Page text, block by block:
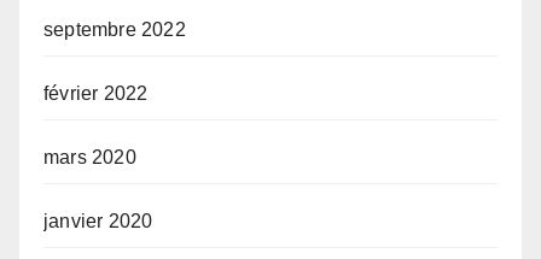
septembre 2022
février 2022
mars 2020
janvier 2020